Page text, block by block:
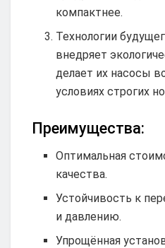
компактнее.
Технологии
внедряет
делает их насосы
условиях строгих
Преимущества:
Оптимальная
качества.
Устойчивость к
и давлению.
Упрощённая